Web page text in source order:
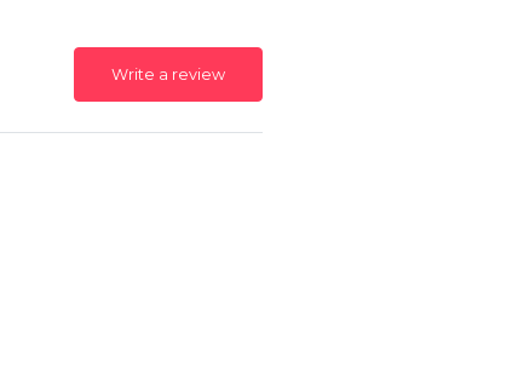
Write a review